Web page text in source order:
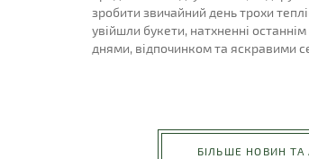
зробити звичайний день трохи
увійшли букети, натхненні
днями, відпочинком та яскравими
БІЛЬШЕ НОВИН ТА